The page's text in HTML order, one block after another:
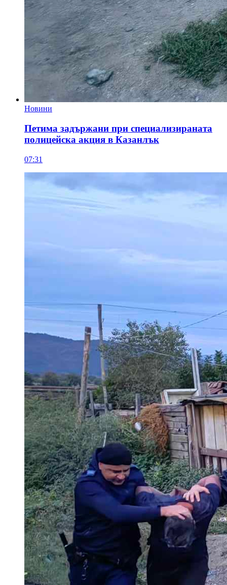
Новини
Петима задържани при специализираната
полицейска акция в Казанлък
07:31